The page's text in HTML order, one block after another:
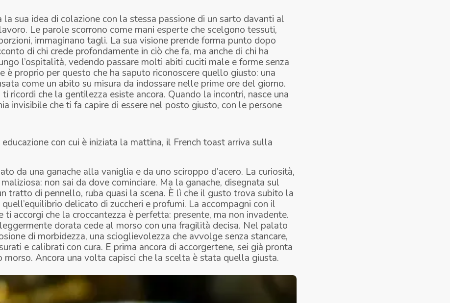
la sua idea di colazione con la stessa passione di un sarto davanti al
Le parole scorrono come mani esperte che scelgono tessuti,
immaginano tagli. La sua visione prende forma punto dopo
di chi crede profondamente in ciò che fa, ma anche di chi ha
l’ospitalità, vedendo passare molti abiti cuciti male e forme senza
è proprio per questo che ha saputo riconoscere quello giusto: una
come un abito su misura da indossare nelle prime ore del giorno.
ricordi che la gentilezza esiste ancora. Quando la incontri, nasce una
invisibile che ti fa capire di essere nel posto giusto, con le persone
con cui è iniziata la mattina, il French toast arriva sulla
da una ganache alla vaniglia e da uno sciroppo d’acero. La curiosità,
maliziosa: non sai da dove cominciare. Ma la ganache, disegnata sul
tratto di pennello, ruba quasi la scena. È lì che il gusto trova subito la
delicato di zuccheri e profumi. La accompagni con il
ti accorgi che la croccantezza è perfetta: presente, ma non invadente.
dorata cede al morso con una fragilità decisa. Nel palato
di morbidezza, una scioglievolezza che avvolge senza stancare,
e calibrati con cura. E prima ancora di accorgertene, sei già pronta
morso. Ancora una volta capisci che la scelta è stata quella giusta.